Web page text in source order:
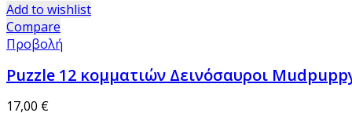
Add to wishlist
Compare
Προβολή
Puzzle 12 κομματιών Δεινόσαυροι
17,00 €